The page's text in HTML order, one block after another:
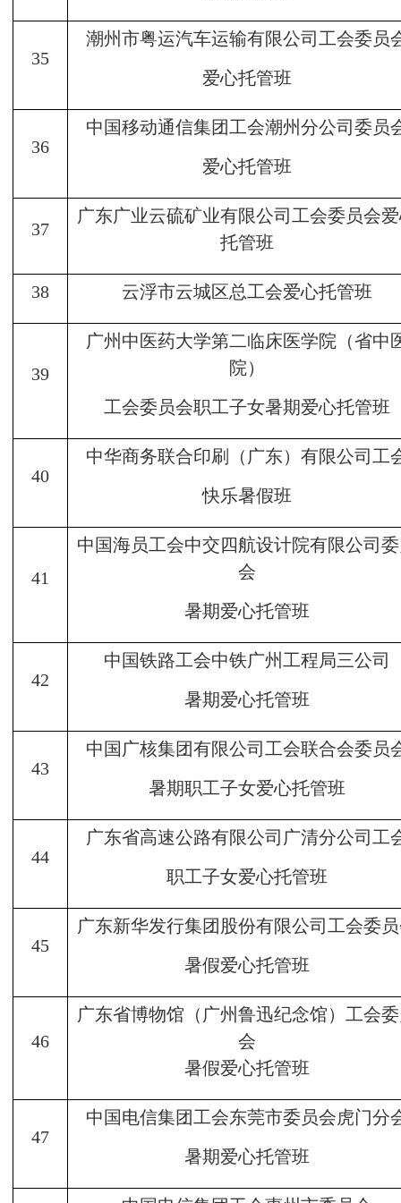
35
潮州市粤运汽车运输有限公司工会委员
爱心托管班
36
中国移动通信集团工会潮州分公司委员
爱心托管班
37
广东广业云硫矿业有限公司工会委员会
托管班
38 云浮市云城区总工会爱心托管班
39
广州中医药大学第二临床医学院（省中
院）
工会委员会职工子女暑期爱心托管班
40
中华商务联合印刷（广东）有限公司工
快乐暑假班
41
中国海员工会中交四航设计院有限公司
会
暑期爱心托管班
42
中国铁路工会中铁广州工程局三公司
暑期爱心托管班
43
中国广核集团有限公司工会联合会委员
暑期职工子女爱心托管班
44
广东省高速公路有限公司广清分公司工
职工子女爱心托管班
45
广东新华发行集团股份有限公司工会委
暑假爱心托管班
46
广东省博物馆（广州鲁迅纪念馆）工会
会
暑假爱心托管班
47
中国电信集团工会东莞市委员会虎门分
暑期爱心托管班